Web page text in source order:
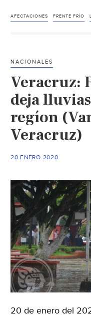
AFECTACIONES FRENTE FRÍO
NACIONALES
Veracruz:
deja
regíon
Veracruz)
20 ENERO 2020
20 de enero del